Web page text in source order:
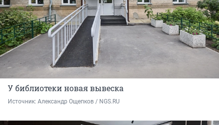
У библиотеки новая вывеска
Источник: Александр Ощепков / NGS.RU